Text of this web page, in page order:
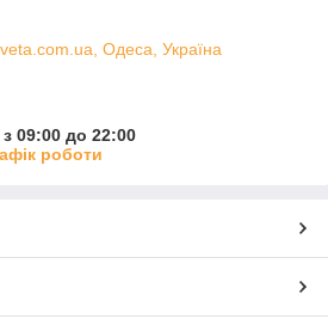
Одеса, Україна
09:00 до 22:00
роботи